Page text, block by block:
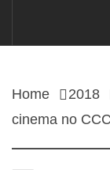
Home 2018
cinema no CCC